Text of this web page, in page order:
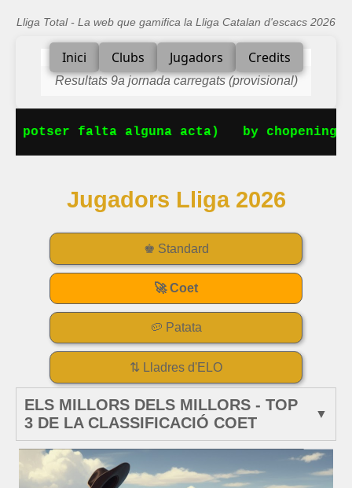
Lliga Total - La web que gamifica la Lliga Catalan d'escacs 2026
Inici Clubs Jugadors Credits
Resultats 9a jornada carregats (provisional)
falta alguna acta) by chopenings.com
Jugadors Lliga 2026
♚ Standard
🚀 Coet
🥔 Patata
⇅ Lladres d'ELO
ELS MILLORS DELS MILLORS - TOP
3 DE LA CLASSIFICACIÓ COET